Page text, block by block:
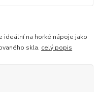
ideální na horké nápoje jako
skla. celý popis